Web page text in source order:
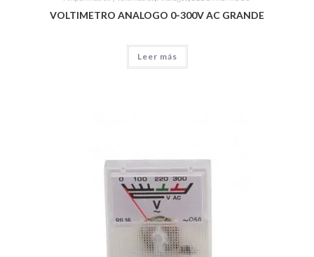
VOLTIMETRO ANALOGO 0-300V AC GRANDE
Leer más